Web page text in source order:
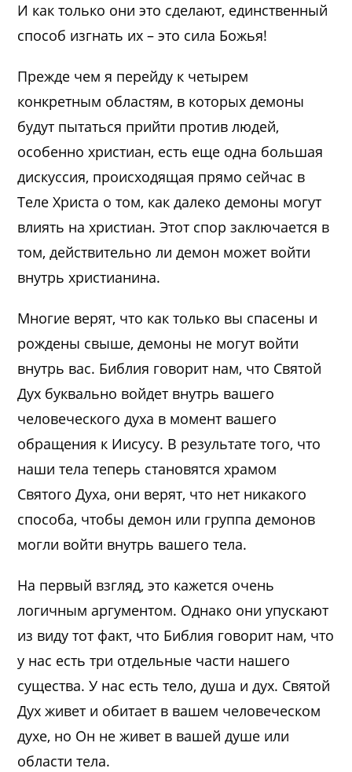
И как только они это сделают, единственный
способ изгнать их – это сила Божья!
Прежде чем я перейду к четырем
конкретным областям, в которых демоны
будут пытаться прийти против людей,
особенно христиан, есть еще одна большая
дискуссия, происходящая прямо сейчас в
Теле Христа о том, как далеко демоны могут
влиять на христиан. Этот спор заключается в
том, действительно ли демон может войти
внутрь христианина.
Многие верят, что как только вы спасены и
рождены свыше, демоны не могут войти
внутрь вас. Библия говорит нам, что Святой
Дух буквально войдет внутрь вашего
человеческого духа в момент вашего
обращения к Иисусу. В результате того, что
наши тела теперь становятся храмом
Святого Духа, они верят, что нет никакого
способа, чтобы демон или группа демонов
могли войти внутрь вашего тела.
На первый взгляд, это кажется очень
логичным аргументом. Однако они упускают
из виду тот факт, что Библия говорит нам, что
у нас есть три отдельные части нашего
существа. У нас есть тело, душа и дух. Святой
Дух живет и обитает в вашем человеческом
духе, но Он не живет в вашей душе или
области тела.